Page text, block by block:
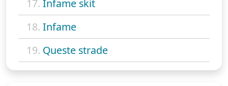
17. Infame skit
18. Infame
19. Queste strade